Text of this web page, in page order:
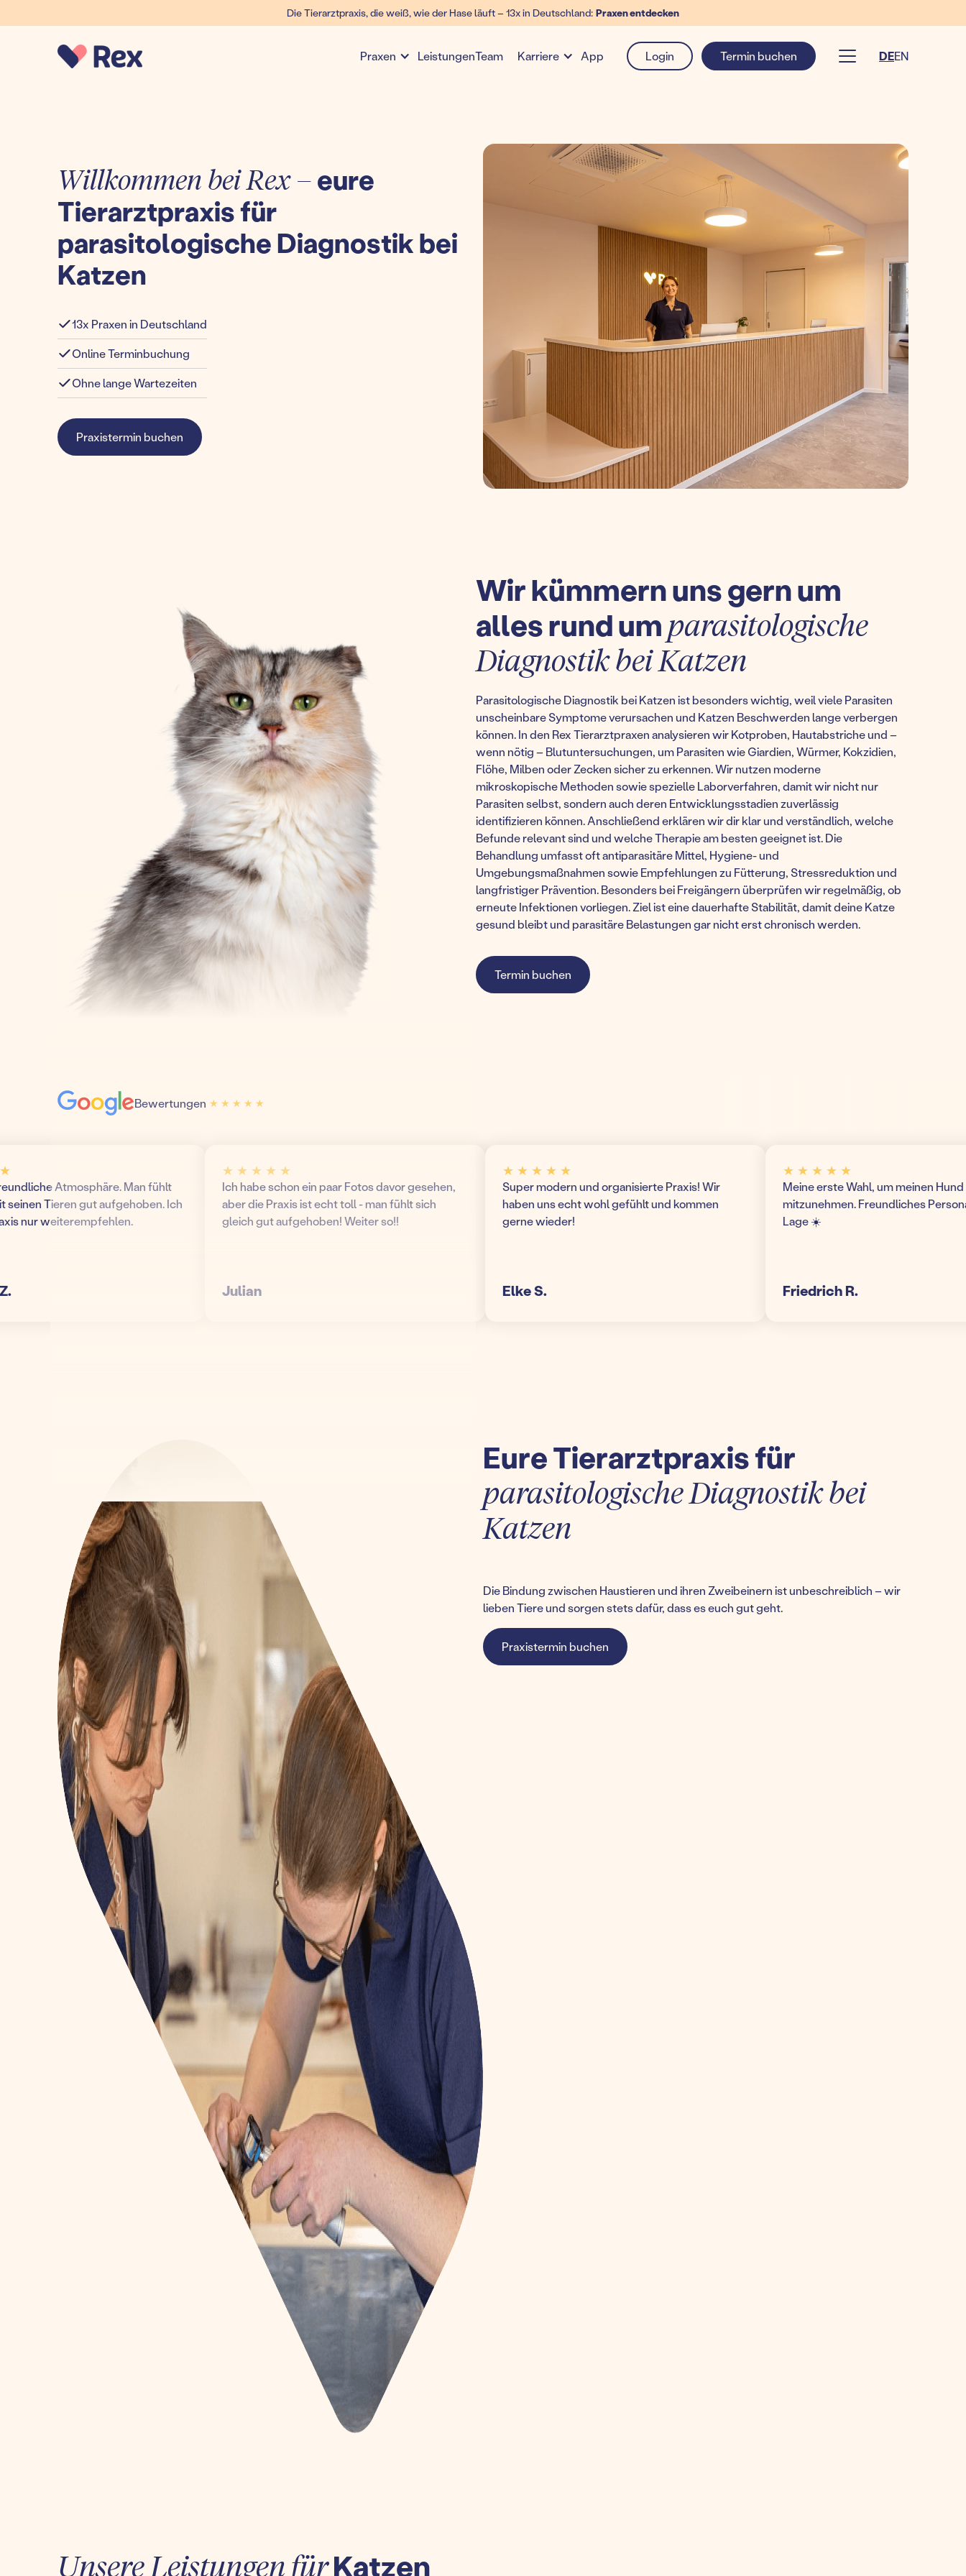
Die Tierarztpraxis, die weiß, wie der Hase läuft – 13x in Deutschland: Praxen entdecken
Praxen LeistungenTeam Karriere App Login Termin buchen DEEN
Willkommen bei Rex –eure
Tierarztpraxis für
parasitologische Diagnostik bei
Katzen
13x Praxen in Deutschland
Online Terminbuchung
Ohne lange Wartezeiten
Praxistermin buchen
Wir kümmern uns gern um
alles rund umparasitologische
Diagnostik bei Katzen
Parasitologische Diagnostik bei Katzen ist besonders wichtig, weil viele Parasiten
unscheinbare Symptome verursachen und Katzen Beschwerden lange verbergen
können. In den Rex Tierarztpraxen analysieren wir Kotproben, Hautabstriche und –
wenn nötig – Blutuntersuchungen, um Parasiten wie Giardien, Würmer, Kokzidien,
Flöhe, Milben oder Zecken sicher zu erkennen. Wir nutzen moderne
mikroskopische Methoden sowie spezielle Laborverfahren, damit wir nicht nur
Parasiten selbst, sondern auch deren Entwicklungsstadien zuverlässig
identifizieren können. Anschließend erklären wir dir klar und verständlich, welche
Befunde relevant sind und welche Therapie am besten geeignet ist. Die
Behandlung umfasst oft antiparasitäre Mittel, Hygiene- und
Umgebungsmaßnahmen sowie Empfehlungen zu Fütterung, Stressreduktion und
langfristiger Prävention. Besonders bei Freigängern überprüfen wir regelmäßig, ob
erneute Infektionen vorliegen. Ziel ist eine dauerhafte Stabilität, damit deine Katze
gesund bleibt und parasitäre Belastungen gar nicht erst chronisch werden.
Termin buchen
Bewertungen ★ ★ ★ ★ ★
★ ★ ★ ★ ★
Atmosphäre. Man fühlt
Tieren gut aufgehoben. Ich
nur weiterempfehlen.
★ ★ ★ ★ ★
Ich habe schon ein paar Fotos davor gesehen,
aber die Praxis ist echt toll - man fühlt sich
gleich gut aufgehoben! Weiter so!!
Julian
★ ★ ★ ★ ★
Super modern und organisierte Praxis! Wir
haben uns echt wohl gefühlt und kommen
gerne wieder!
Elke S.
★ ★ ★ ★ ★
Meine erste Wahl, um meinen Hund
mitzunehmen. Freundliches Personal
Lage ☀️
Friedrich R.
Eure Tierarztpraxis für
parasitologische Diagnostik bei
Katzen
Die Bindung zwischen Haustieren und ihren Zweibeinern ist unbeschreiblich – wir
lieben Tiere und sorgen stets dafür, dass es euch gut geht.
Praxistermin buchen
Unsere Leistungen fürKatzen